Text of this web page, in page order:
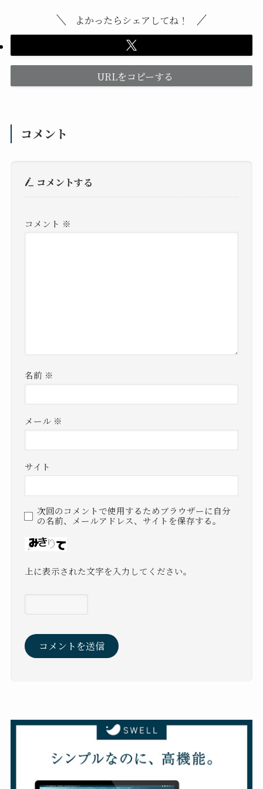
よかったらシェアしてね！
URLをコピーする
コメント
コメントする
コメント ※
名前 ※
メール ※
サイト
次回のコメントで使用するためブラウザーに自分
の名前、メールアドレス、サイトを保存する。
上に表示された文字を入力してください。